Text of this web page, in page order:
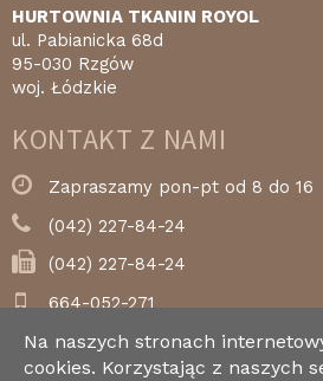
HURTOWNIA TKANIN ROYOL
ul. Pabianicka 68d
95-030 Rzgów
woj. Łódzkie
KONTAKT Z NAMI
Zapraszamy pon-pt od 8 do 16
(042) 227-84-24
(042) 227-84-24
664-052-271
royol@royol.pl
Na naszych stronach
cookies. Korzystając z naszych